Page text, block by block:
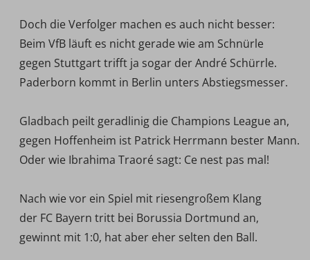
Doch die Verfolger machen es auch nicht besser:
Beim VfB läuft es nicht gerade wie am Schnürle 
gegen Stuttgart trifft ja sogar der André Schürrle.
Paderborn kommt in Berlin unters Abstiegsmesser.
Gladbach peilt geradlinig die Champions League an,
gegen Hoffenheim ist Patrick Herrmann bester Mann.
Oder wie Ibrahima Traoré sagt: Ce nest pas mal!
Nach wie vor ein Spiel mit riesengroßem Klang 
der FC Bayern tritt bei Borussia Dortmund an,
gewinnt mit 1:0, hat aber eher selten den Ball.